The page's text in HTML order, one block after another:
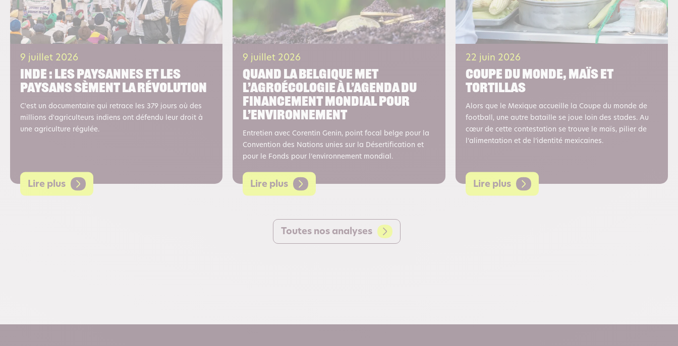
9 juillet 2026
Inde : les paysannes et les
paysans sèment la révolution
C'est un documentaire qui retrace les 379 jours où des
millions d'agriculteurs indiens ont défendu leur droit à
une agriculture régulée.
Lire plus
9 juillet 2026
Quand la Belgique met
l’agroécologie à l’agenda du
financement mondial pour
l’environnement
Entretien avec Corentin Genin, point focal belge pour la
Convention des Nations unies sur la Désertification et
pour le Fonds pour l’environnement mondial.
Lire plus
22 juin 2026
Coupe du monde, maïs et
tortillas
Alors que le Mexique accueille la Coupe du monde de
football, une autre bataille se joue loin des stades. Au
cœur de cette contestation se trouve le maïs, pilier de
l’alimentation et de l’identité mexicaines.
Lire plus
Toutes nos analyses